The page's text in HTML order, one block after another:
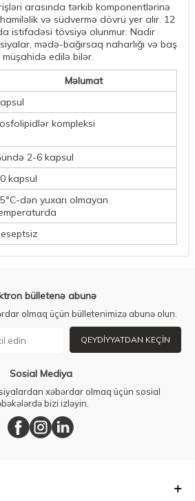
arasında tərkib komponentlərinə
və südvermə dövrü yer alır. 12
istifadəsi tövsiyə olunmur. Nadir
mədə-bağırsaq naharlığı və baş
müşahidə edilə bilər.
Məlumat
kompleksi
2-6 kapsul
kapsul
dən yuxarı olmayan
bülletenə abunə
olmaq üçün bülletenimizə abunə olun.
QEYDIYYATDAN KEÇIN
Sosial Mediya
xəbərdar olmaq üçün sosial
bizi izləyin.